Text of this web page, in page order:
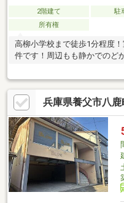
2階建て 駐
所有権
高柳小学校まで徒歩1分程度
件です！周辺もも静かでのど
兵庫県養父市八